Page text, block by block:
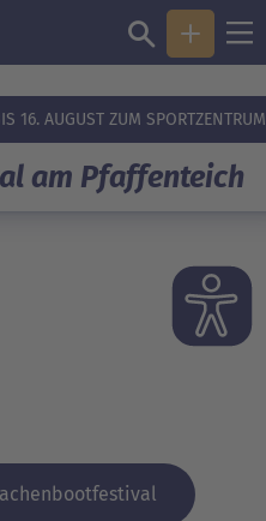
16. AUGUST ZUM
am Pfaffenteich